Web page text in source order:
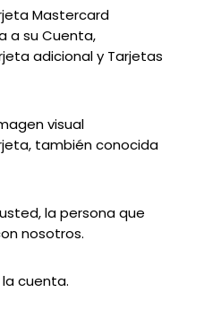
Mastercard
a su Cuenta,
adicional y Tarjetas
visual
también conocida
usted, la persona que
nosotros.
cuenta.